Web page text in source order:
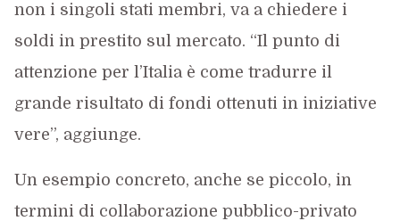
non i singoli stati membri, va a chiedere i
soldi in prestito sul mercato. “Il punto di
attenzione per l’Italia è come tradurre il
grande risultato di fondi ottenuti in iniziative
vere”, aggiunge.
Un esempio concreto, anche se piccolo, in
termini di collaborazione pubblico-privato